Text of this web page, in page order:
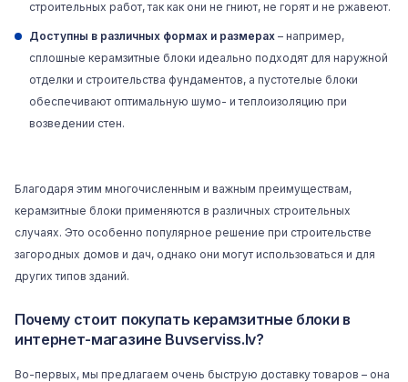
строительных работ, так как они не гниют, не горят и не ржавеют.
Доступны в различных формах и размерах – например,
сплошные керамзитные блоки идеально подходят для наружной
отделки и строительства фундаментов, а пустотелые блоки
обеспечивают оптимальную шумо- и теплоизоляцию при
возведении стен.
Благодаря этим многочисленным и важным преимуществам,
керамзитные блоки применяются в различных строительных
случаях. Это особенно популярное решение при строительстве
загородных домов и дач, однако они могут использоваться и для
других типов зданий.
Почему стоит покупать керамзитные блоки в
интернет-магазине Buvserviss.lv?
Во-первых, мы предлагаем очень быструю доставку товаров – она